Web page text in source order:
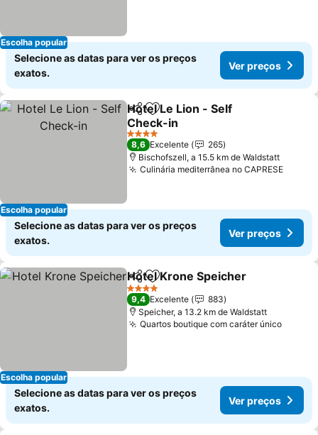
Escolha popular
Selecione as datas para ver os preços
exatos.
Ver preços
Escolha popular
PartilharAdicionar aos favoritos
Hotel Le Lion - Self
Check-in
Ver preços
4 Estrelas
8,6 Excelente
265
Bischofszell, a 15.5 km de Waldstatt
Culinária mediterrânea no CAPRESEVer
Selecione as datas para ver os preços
exatos.
Ver preços
Escolha popular
PartilharAdicionar aos favoritos
Hotel Krone Speicher
4 Estrelas
9,4 Excelente
883
Speicher, a 13.2 km de Waldstatt
Quartos boutique com caráter únicoVer
Selecione as datas para ver os preços
exatos.
Ver preços